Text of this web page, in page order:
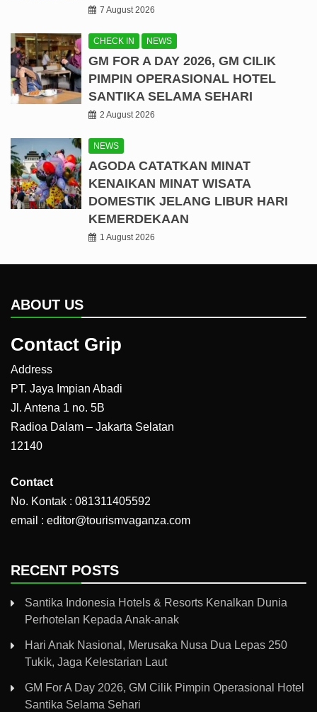
7 August 2026
CHECK IN NEWS
GM FOR A DAY 2026, GM CILIK
PIMPIN OPERASIONAL HOTEL
SANTIKA SELAMA SEHARI
2 August 2026
NEWS
AGODA CATATKAN MINAT
KENAIKAN MINAT WISATA
DOMESTIK JELANG LIBUR HARI
KEMERDEKAAN
1 August 2026
ABOUT US
Contact Grip
Address
PT. Jaya Impian Abadi
Jl. Antena 1 no. 5B
Radioa Dalam – Jakarta Selatan
12140
Contact
No. Kontak : 081311405592
email : editor@tourismvaganza.com
RECENT POSTS
Santika Indonesia Hotels & Resorts Kenalkan Dunia
Perhotelan Kepada Anak-anak
Hari Anak Nasional, Merusaka Nusa Dua Lepas 250
Tukik, Jaga Kelestarian Laut
GM For A Day 2026, GM Cilik Pimpin Operasional Hotel
Santika Selama Sehari